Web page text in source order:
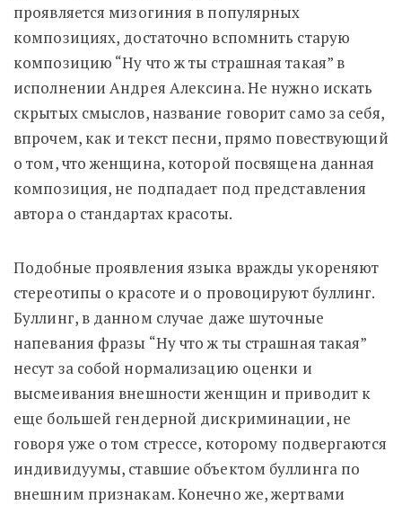
проявляется мизогиния в популярных
композициях, достаточно вспомнить старую
композицию “Ну что ж ты страшная такая” в
исполнении Андрея Алексина. Не нужно искать
скрытых смыслов, название говорит само за себя,
впрочем, как и текст песни, прямо повествующий
о том, что женщина, которой посвящена данная
композиция, не подпадает под представления
автора о стандартах красоты.
Подобные проявления языка вражды укореняют
стереотипы о красоте и о провоцируют буллинг.
Буллинг, в данном случае даже шуточные
напевания фразы “Ну что ж ты страшная такая”
несут за собой нормализацию оценки и
высмеивания внешности женщин и приводит к
еще большей гендерной дискриминации, не
говоря уже о том стрессе, которому подвергаются
индивидуумы, ставшие объектом буллинга по
внешним признакам. Конечно же, жертвами